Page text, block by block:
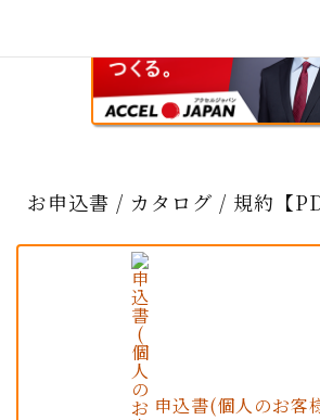
お申込書 / カタログ / 規約【
申込書(個人のお客